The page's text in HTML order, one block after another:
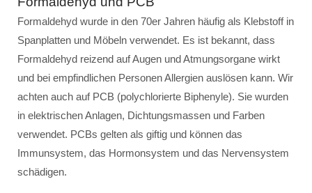
Formaldehyd wurde in den 70er Jahren häufig als Klebstoff in
Spanplatten und Möbeln verwendet. Es ist bekannt, dass
Formaldehyd reizend auf Augen und Atmungsorgane wirkt
und bei empfindlichen Personen Allergien auslösen kann. Wir
achten auch auf PCB (polychlorierte Biphenyle). Sie wurden
in elektrischen Anlagen, Dichtungsmassen und Farben
verwendet. PCBs gelten als giftig und können das
Immunsystem, das Hormonsystem und das Nervensystem
schädigen.